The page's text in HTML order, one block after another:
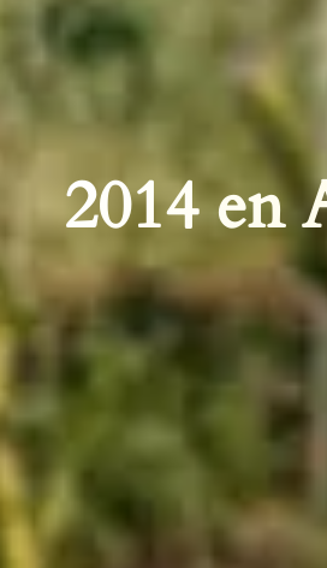
2014 en